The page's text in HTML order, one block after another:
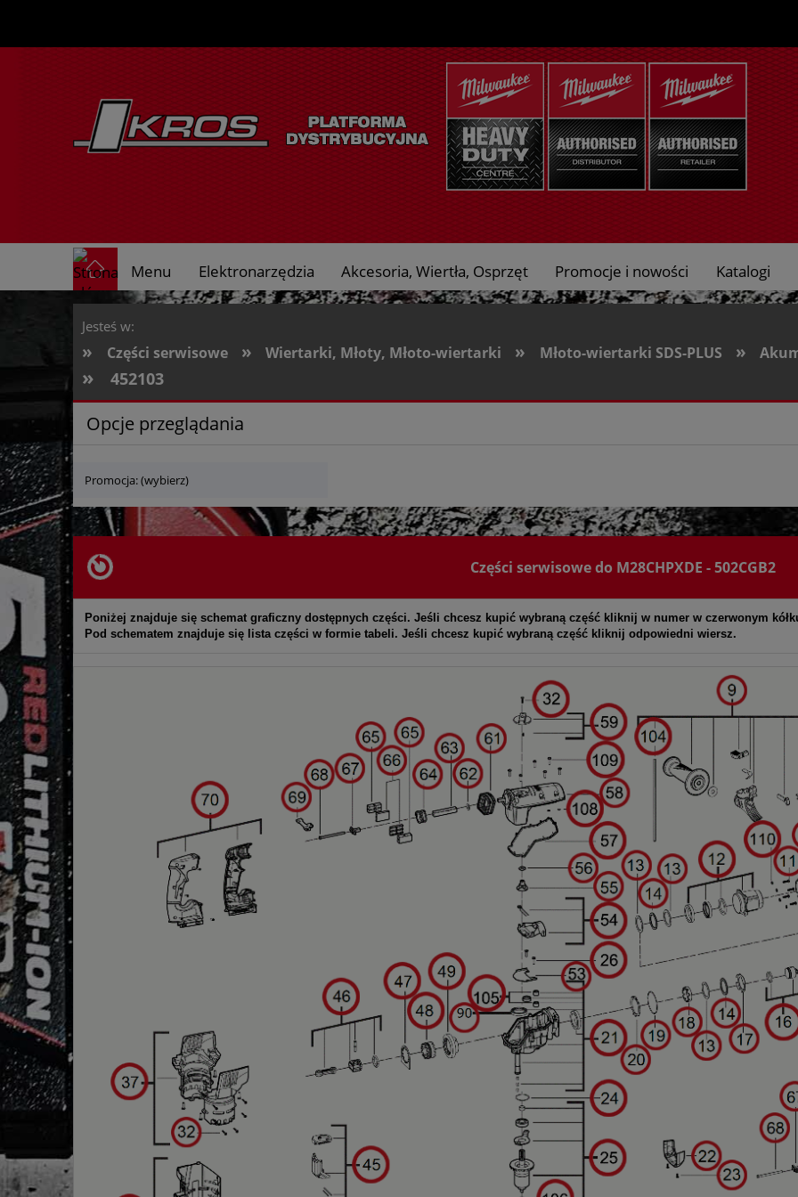
Menu Elektronarzędzia Akcesoria, Wiertła, Osprzęt Promocje i nowości Katalogi
O nas
Jesteś w:
» Części serwisowe » Wiertarki, Młoty, Młoto-wiertarki » Młoto-wiertarki SDS-PLUS »
» 452103
Opcje przeglądania
Promocja: (wybierz)
Części serwisowe do M28CHPXDE - 502CGB2
Poniżej znajduje się schemat graficzny dostępnych części. Jeśli chcesz kupić wybraną część kliknij w numer w czerwonym
Pod schematem znajduje się lista części w formie tabeli. Jeśli chcesz kupić wybraną część kliknij odpowiedni wiersz.